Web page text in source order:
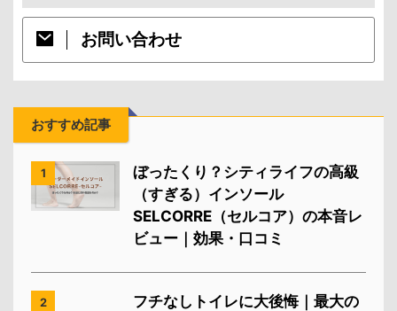
お問い合わせ
おすすめ記事
1
ぼったくり？シティライフの高級
（すぎる）インソール
SELCORRE（セルコア）の本音レ
ビュー｜効果・口コミ
2
フチなしトイレに大後悔｜最大の